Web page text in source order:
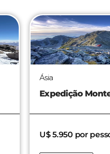
Ásia
Expedição
U$ 5.950 por